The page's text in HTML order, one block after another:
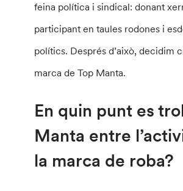
feina política i sindical: donant
participant en taules rodones i
polítics. Després d’això, decidim
marca de Top Manta.
En quin punt es
Manta entre
la marca de roba?